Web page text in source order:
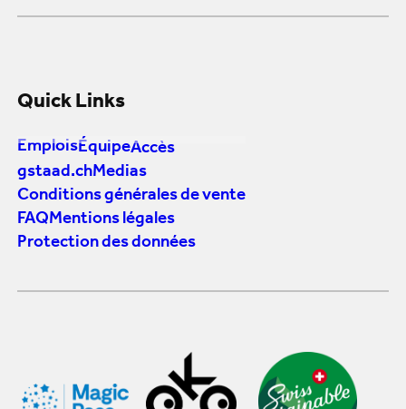
Quick Links
EmploisÉquipeAccès
gstaad.chMedias
Conditions générales de vente
FAQMentions légales
Protection des données